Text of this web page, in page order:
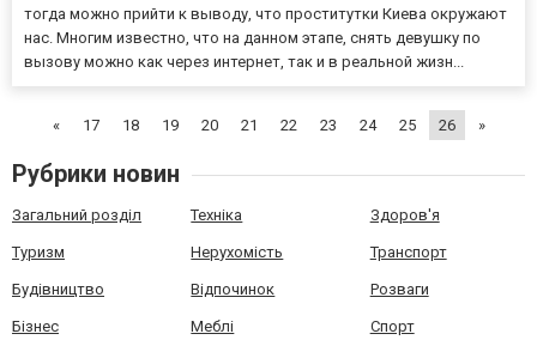
тогда можно прийти к выводу, что проститутки Киева окружают
нас. Многим известно, что на данном этапе, снять девушку по
вызову можно как через интернет, так и в реальной жизн...
« 17 18 19 20 21 22 23 24 25 26 »
Рубрики новин
Загальний розділ Техніка Здоров'я
Туризм Нерухомість Транспорт
Будівництво Відпочинок Розваги
Бізнес Меблі Спорт